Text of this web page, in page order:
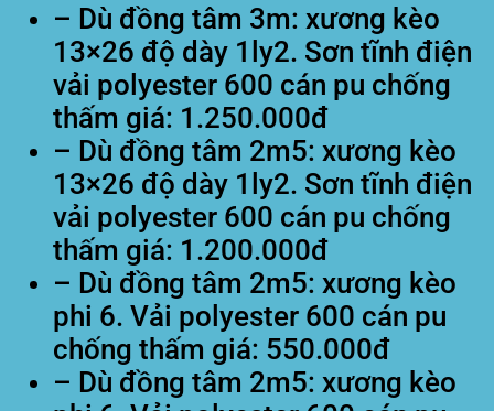
– Dù đồng tâm 3m: xương kèo
13×26 độ dày 1ly2. Sơn tĩnh điện
vải polyester 600 cán pu chống
thấm giá: 1.250.000đ
– Dù đồng tâm 2m5: xương kèo
13×26 độ dày 1ly2. Sơn tĩnh điện
vải polyester 600 cán pu chống
thấm giá: 1.200.000đ
– Dù đồng tâm 2m5: xương kèo
phi 6. Vải polyester 600 cán pu
chống thấm giá: 550.000đ
– Dù đồng tâm 2m5: xương kèo